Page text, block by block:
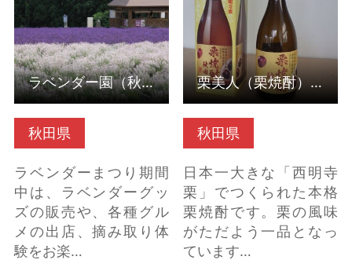
秋田県
ラベンダーまつり期間
中は、ラベンダーグッ
ズの販売や、各種グル
メの出店、摘み取り体
験をお楽…
ラベンダー園（秋田県美郷町）
秋田県
日本一大きな「西明寺
栗」でつくられた本格
栗焼酎です。栗の風味
がただよう一品となっ
ています…
栗美人（栗焼酎）（秋田県仙北市）